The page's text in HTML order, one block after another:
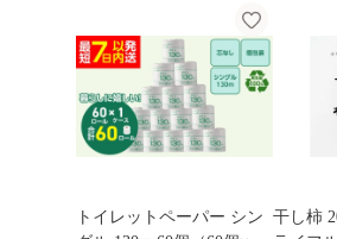
トイレットペーパー シン 干し柿